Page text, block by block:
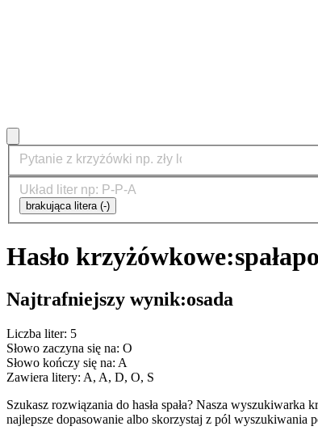
brakująca litera (-)
Hasło krzyżówkowe:spała
Najtrafniejszy wynik:osada
Liczba liter: 5
Słowo zaczyna się na: O
Słowo kończy się na: A
Zawiera litery: A, A, D, O, S
Szukasz rozwiązania do hasła spała? Nasza
najlepsze dopasowanie albo skorzystaj z pól wyszukiwania